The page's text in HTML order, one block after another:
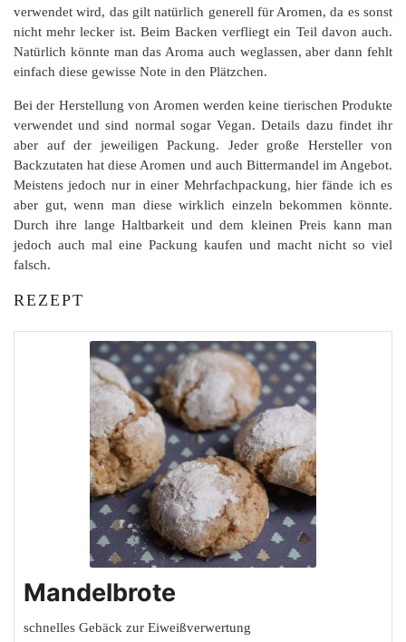
verwendet wird, das gilt natürlich generell für Aromen, da es sonst
nicht mehr lecker ist. Beim Backen verfliegt ein Teil davon auch.
Natürlich könnte man das Aroma auch weglassen, aber dann fehlt
einfach diese gewisse Note in den Plätzchen.
Bei der Herstellung von Aromen werden keine tierischen Produkte
verwendet und sind normal sogar Vegan. Details dazu findet ihr
aber auf der jeweiligen Packung. Jeder große Hersteller von
Backzutaten hat diese Aromen und auch Bittermandel im Angebot.
Meistens jedoch nur in einer Mehrfachpackung, hier fände ich es
aber gut, wenn man diese wirklich einzeln bekommen könnte.
Durch ihre lange Haltbarkeit und dem kleinen Preis kann man
jedoch auch mal eine Packung kaufen und macht nicht so viel
falsch.
REZEPT
Mandelbrote
schnelles Gebäck zur Eiweißverwertung